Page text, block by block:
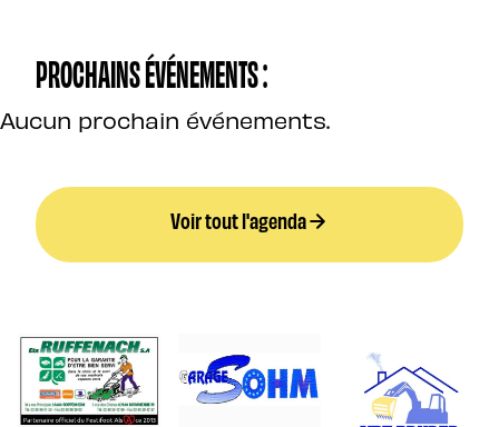
PROCHAINS ÉVÉNEMENTS :
Aucun prochain événements.
Voir tout l'agenda